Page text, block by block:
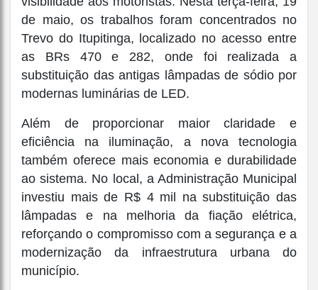
de maio, os trabalhos foram concentrados no
Trevo do Itupitinga, localizado no acesso entre
as BRs 470 e 282, onde foi realizada a
substituição das antigas lâmpadas de sódio por
modernas luminárias de LED.
Além de proporcionar maior claridade e
eficiência na iluminação, a nova tecnologia
também oferece mais economia e durabilidade
ao sistema. No local, a Administração Municipal
investiu mais de R$ 4 mil na substituição das
lâmpadas e na melhoria da fiação elétrica,
reforçando o compromisso com a segurança e a
modernização da infraestrutura urbana do
município.